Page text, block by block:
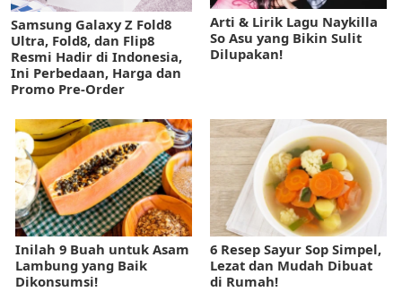
Samsung Galaxy Z Fold8
Ultra, Fold8, dan Flip8
Resmi Hadir di Indonesia,
Ini Perbedaan, Harga dan
Promo Pre-Order
Arti & Lirik Lagu Naykilla
So Asu yang Bikin Sulit
Dilupakan!
Inilah 9 Buah untuk Asam
Lambung yang Baik
Dikonsumsi!
6 Resep Sayur Sop Simpel,
Lezat dan Mudah Dibuat
di Rumah!